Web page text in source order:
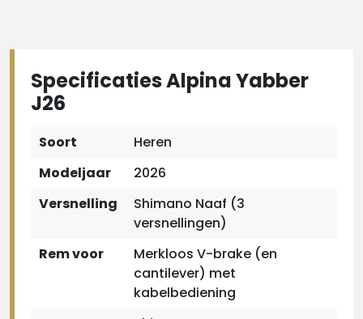
Specificaties Alpina Yabber
J26
Soort
Heren
Modeljaar
2026
Versnelling
Shimano Naaf (3
versnellingen)
Rem voor
Merkloos V-brake (en
cantilever) met
kabelbediening